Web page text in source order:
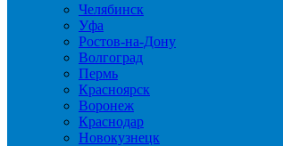
Челябинск
Уфа
Ростов-на-Дону
Волгоград
Пермь
Красноярск
Воронеж
Краснодар
Новокузнецк